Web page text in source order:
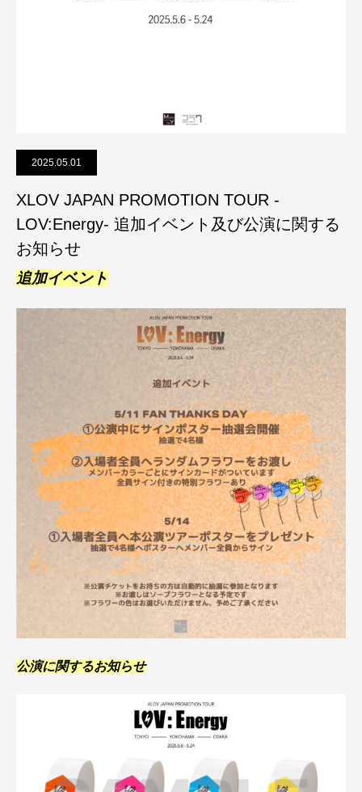
2025.05.01
XLOV JAPAN PROMOTION TOUR -
LOV:Energy- 追加イベント及び公演に関する
お知らせ
追加イベント
公演に関するお知らせ